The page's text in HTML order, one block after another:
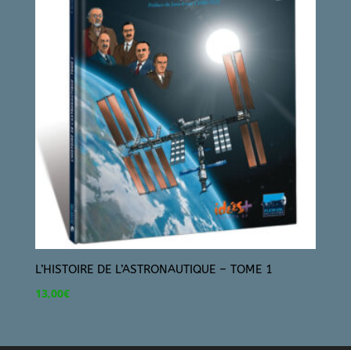
L’HISTOIRE DE L’ASTRONAUTIQUE – TOME 1
13,00€